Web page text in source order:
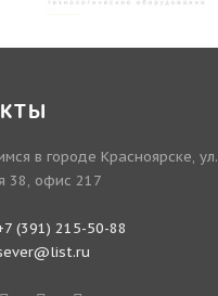
в городе Красноярске, ул.
38, офис 217
(391) 215-50-88